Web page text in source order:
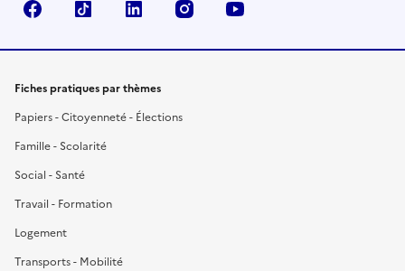
FacebookTikTok LinkedIn Instagram
Fiches pratiques par thèmes
Papiers - Citoyenneté - Élections
Famille - Scolarité
Social - Santé
Travail - Formation
Logement
Transports - Mobilité